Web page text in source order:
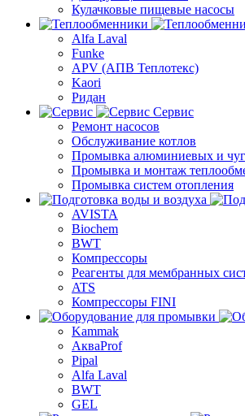
Кулачковые пищевые насосы
Alfa Laval
Funke
APV (АПВ Теплотекс)
Kaori
Ридан
Сервис
Ремонт насосов
Обслуживание котлов
Промывка алюминиевых и
Промывка и монтаж
Промывка систем отопления
AVISTA
Biochem
BWT
Компрессоры
Реагенты для мембранных
ATS
Компрессоры FINI
Kammak
АкваProf
Pipal
Alfa Laval
BWT
GEL